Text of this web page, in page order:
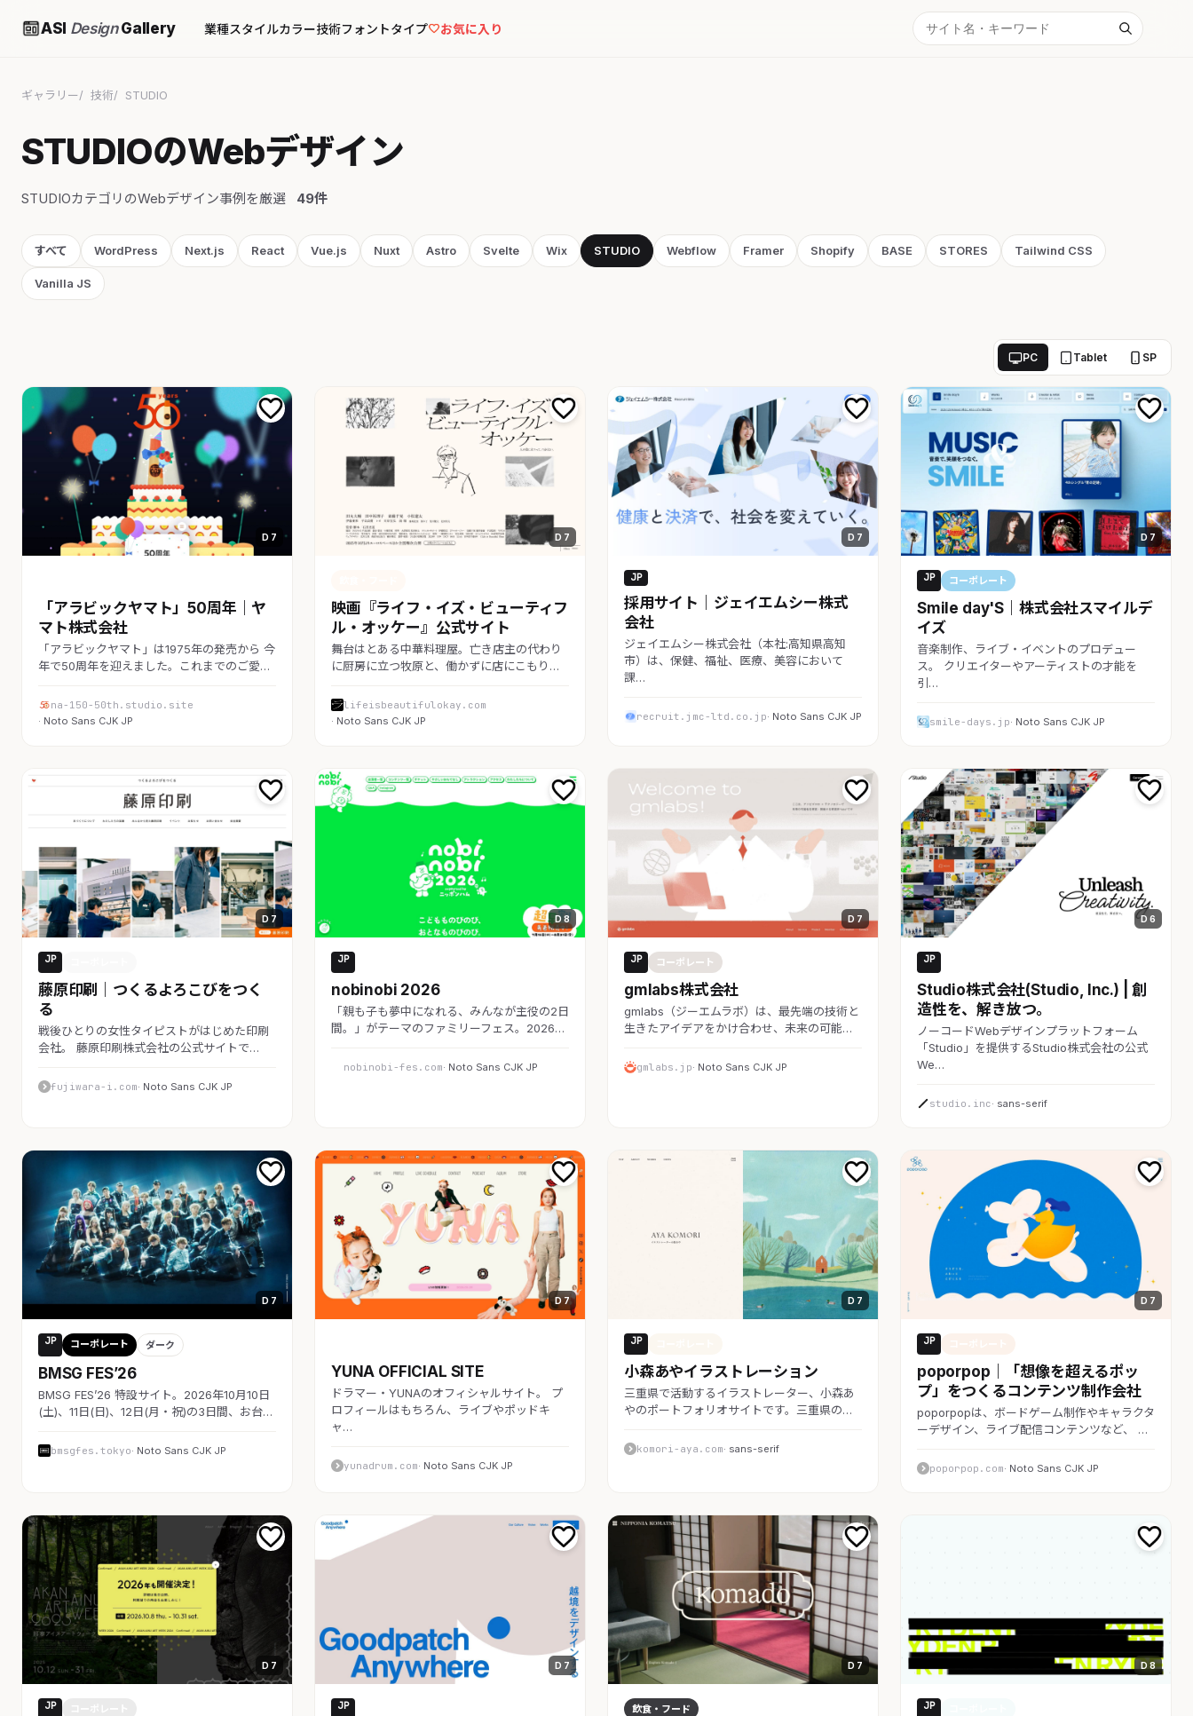
ASI DesignGallery 業種スタイルカラー技術フォントタイプ お気に入り
ギャラリー 技術 STUDIO
STUDIOのWebデザイン
STUDIOカテゴリのWebデザイン事例を厳選 49件
すべて WordPress Next.js React Vue.js Nuxt Astro Svelte Wix STUDIO Webflow Framer Shopify BASE STORES Tailwind CSS
Vanilla JS
PC Tablet SP
D 7
「アラビックヤマト」50周年｜ヤ
マト株式会社
「アラビックヤマト」は1975年の発売から 今
年で50周年を迎えました。これまでのご愛…
na-150-50th.studio.site
· Noto Sans CJK JP
D 7
映画『ライフ・イズ・ビューティフ
ル・オッケー』公式サイト
舞台はとある中華料理屋。亡き店主の代わり
に厨房に立つ牧原と、働かずに店にこもり…
lifeisbeautifulokay.com
· Noto Sans CJK JP
D 7
JP
採用サイト｜ジェイエムシー株式
会社
ジェイエムシー株式会社（本社:高知県高知
市）は、保健、福祉、医療、美容において
課…
recruit.jmc-ltd.co.jp· Noto Sans CJK JP
D 7
JP コーポレート
Smile day'S｜株式会社スマイルデ
イズ
音楽制作、ライブ・イベントのプロデュー
ス。 クリエイターやアーティストの才能を
引…
smile-days.jp· Noto Sans CJK JP
D 7
JP
藤原印刷｜つくるよろこびをつく
る
戦後ひとりの女性タイピストがはじめた印刷
会社。 藤原印刷株式会社の公式サイトで…
fujiwara-i.com· Noto Sans CJK JP
D 8
JP
nobinobi 2026
「親も子も夢中になれる、みんなが主役の2日
間。」がテーマのファミリーフェス。2026…
nobinobi-fes.com· Noto Sans CJK JP
D 7
JP コーポレート
gmlabs株式会社
gmlabs（ジーエムラボ）は、最先端の技術と
生きたアイデアをかけ合わせ、未来の可能…
gmlabs.jp· Noto Sans CJK JP
D 6
JP
Studio株式会社(Studio, Inc.) | 創
造性を、解き放つ。
ノーコードWebデザインプラットフォーム
「Studio」を提供するStudio株式会社の公式
We…
studio.inc· sans-serif
D 7
JP コーポレート ダーク
BMSG FES’26
BMSG FES’26 特設サイト。2026年10月10日
(土)、11日(日)、12日(月・祝)の3日間、お台…
bmsgfes.tokyo· Noto Sans CJK JP
D 7
YUNA OFFICIAL SITE
ドラマー・YUNAのオフィシャルサイト。 プ
ロフィールはもちろん、ライブやポッドキ
ャ…
yunadrum.com· Noto Sans CJK JP
D 7
JP
小森あやイラストレーション
三重県で活動するイラストレーター、小森あ
やのポートフォリオサイトです。三重県の…
komori-aya.com· sans-serif
D 7
JP
poporpop｜「想像を超えるポッ
プ」をつくるコンテンツ制作会社
poporpopは、ボードゲーム制作やキャラクタ
ーデザイン、ライブ配信コンテンツなど、 …
poporpop.com· Noto Sans CJK JP
D 7
JP
D 7
JP
D 7
飲食・フード
D 8
JP